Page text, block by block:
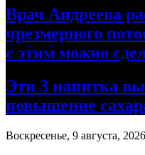
Врач Андреева
чрезмерного
с этим можно
Эти 3 напитка
повышение
Воскресенье, 9 августа, 2026